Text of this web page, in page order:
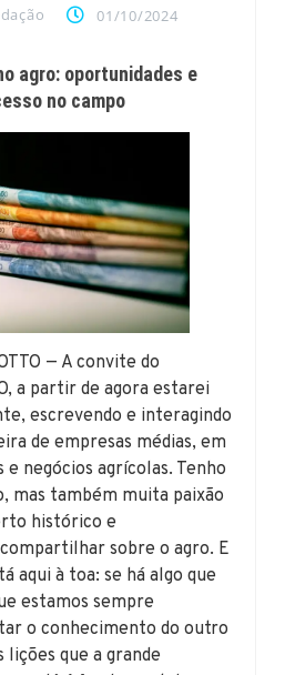
01/10/2024
agro: oportunidades e
no campo
— A convite do
a partir de agora estarei
escrevendo e interagindo
de empresas médias, em
e negócios agrícolas. Tenho
mas também muita paixão
histórico e
sobre o agro. E
aqui à toa: se há algo que
estamos sempre
o conhecimento do outro
lições que a grande